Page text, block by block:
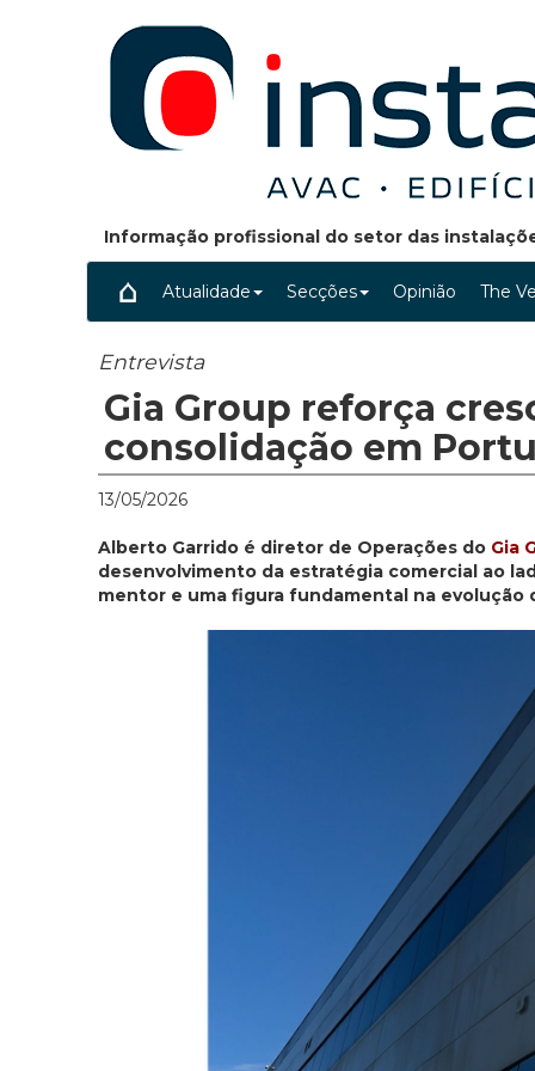
Informação profissional do setor das
Atualidade Secções Opinião The
Entrevista
Gia Group reforça
consolidação em
13/05/2026
Alberto Garrido é diretor de Operações do Gia
desenvolvimento da estratégia comercial ao
mentor e uma figura fundamental na evolução